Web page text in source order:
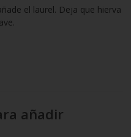
el laurel. Deja que hierva
añadir